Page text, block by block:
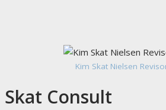
Kim Skat Nielsen
Skat Consult